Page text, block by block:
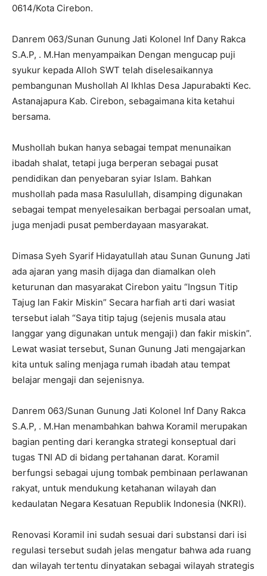
0614/Kota Cirebon.
Danrem 063/Sunan Gunung Jati Kolonel Inf Dany Rakca
S.A.P, . M.Han menyampaikan Dengan mengucap puji
syukur kepada Alloh SWT telah diselesaikannya
pembangunan Mushollah Al Ikhlas Desa Japurabakti Kec.
Astanajapura Kab. Cirebon, sebagaimana kita ketahui
bersama.
Mushollah bukan hanya sebagai tempat menunaikan
ibadah shalat, tetapi juga berperan sebagai pusat
pendidikan dan penyebaran syiar Islam. Bahkan
mushollah pada masa Rasulullah, disamping digunakan
sebagai tempat menyelesaikan berbagai persoalan umat,
juga menjadi pusat pemberdayaan masyarakat.
Dimasa Syeh Syarif Hidayatullah atau Sunan Gunung Jati
ada ajaran yang masih dijaga dan diamalkan oleh
keturunan dan masyarakat Cirebon yaitu “Ingsun Titip
Tajug lan Fakir Miskin” Secara harfiah arti dari wasiat
tersebut ialah “Saya titip tajug (sejenis musala atau
langgar yang digunakan untuk mengaji) dan fakir miskin”.
Lewat wasiat tersebut, Sunan Gunung Jati mengajarkan
kita untuk saling menjaga rumah ibadah atau tempat
belajar mengaji dan sejenisnya.
Danrem 063/Sunan Gunung Jati Kolonel Inf Dany Rakca
S.A.P, . M.Han menambahkan bahwa Koramil merupakan
bagian penting dari kerangka strategi konseptual dari
tugas TNI AD di bidang pertahanan darat. Koramil
berfungsi sebagai ujung tombak pembinaan perlawanan
rakyat, untuk mendukung ketahanan wilayah dan
kedaulatan Negara Kesatuan Republik Indonesia (NKRI).
Renovasi Koramil ini sudah sesuai dari substansi dari isi
regulasi tersebut sudah jelas mengatur bahwa ada ruang
dan wilayah tertentu dinyatakan sebagai wilayah strategis